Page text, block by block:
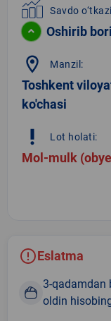
Savdo
Oshirib
location_on Manzil:
Toshkent
ko'chasi
priority_high Lot holati:
Mol-mulk
Eslatma
3-qadamdan
oldin